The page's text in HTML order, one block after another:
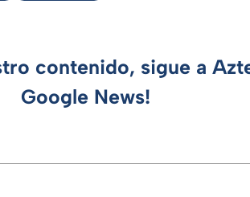
contenido, sigue a
Google News!